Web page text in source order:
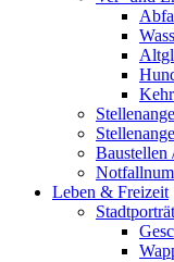
Baustellen
Leben & Freizeit
Stadtporträt